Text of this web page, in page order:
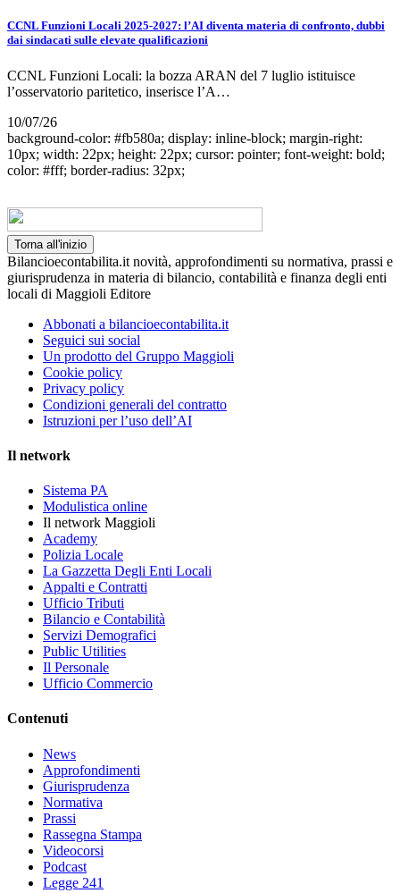
CCNL Funzioni Locali 2025-2027: l’AI diventa materia di confronto, dubbi
dai sindacati sulle elevate qualificazioni
CCNL Funzioni Locali: la bozza ARAN del 7 luglio istituisce
l’osservatorio paritetico, inserisce l’A…
10/07/26
background-color: #fb580a; display: inline-block; margin-right:
10px; width: 22px; height: 22px; cursor: pointer; font-weight: bold;
color: #fff; border-radius: 32px;
Torna all'inizio
Bilancioecontabilita.it novità, approfondimenti su normativa, prassi e
giurisprudenza in materia di bilancio, contabilità e finanza degli enti
locali di Maggioli Editore
Abbonati a bilancioecontabilita.it
Seguici sui social
Un prodotto del Gruppo Maggioli
Cookie policy
Privacy policy
Condizioni generali del contratto
Istruzioni per l’uso dell’AI
Il network
Sistema PA
Modulistica online
Il network Maggioli
Academy
Polizia Locale
La Gazzetta Degli Enti Locali
Appalti e Contratti
Ufficio Tributi
Bilancio e Contabilità
Servizi Demografici
Public Utilities
Il Personale
Ufficio Commercio
Contenuti
News
Approfondimenti
Giurisprudenza
Normativa
Prassi
Rassegna Stampa
Videocorsi
Podcast
Legge 241